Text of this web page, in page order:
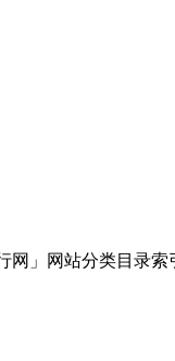
网」网站分类目录